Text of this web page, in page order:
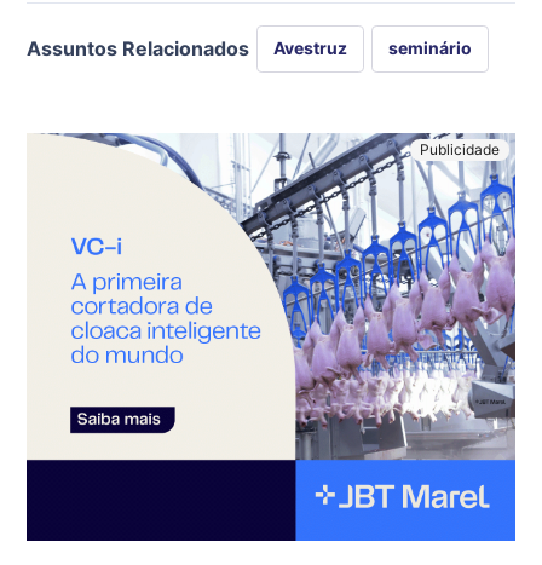
Assuntos Relacionados Avestruz seminário